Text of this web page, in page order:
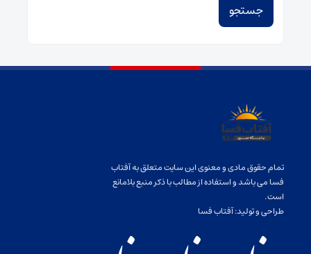
تمام حقوق مادی و معنوی این سایت متعلق به آفتاب
فسا می باشد و استفاده از مطالب با ذکر منبع بلامانع
است.
طراحی و تولید:آفتاب فسا